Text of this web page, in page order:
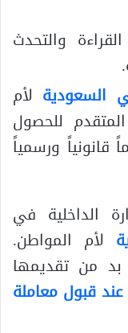
والتحدث
السعودية لأم
للحصول
قانونياً ورسمياً
الداخلية في
لأم المواطن.
من تقديمها
عند قبول معاملة